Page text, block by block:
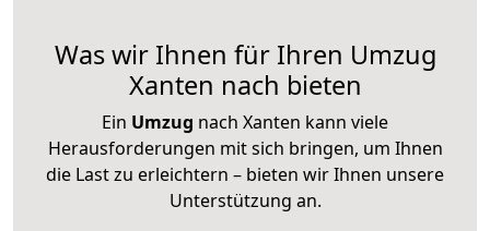
Was wir Ihnen für Ihren Umzug
Xanten nach bieten
Ein Umzug nach Xanten kann viele
Herausforderungen mit sich bringen, um Ihnen
die Last zu erleichtern – bieten wir Ihnen unsere
Unterstützung an.